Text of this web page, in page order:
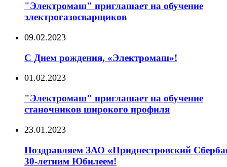
"Электромаш" приглашает на обучение
электрогазосварщиков
09.02.2023
С Днем рождения, «Электромаш»!
01.02.2023
"Электромаш" приглашает на обучение
станочников широкого профиля
23.01.2023
Поздравляем ЗАО «Приднестровский
30-летним Юбилеем!